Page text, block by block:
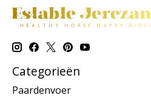
Categorieën
Paardenvoer